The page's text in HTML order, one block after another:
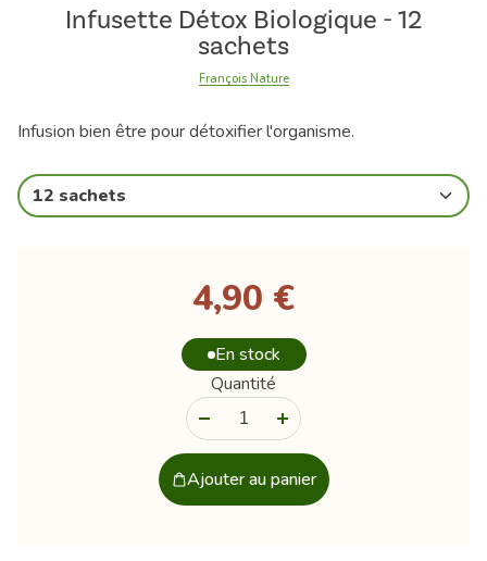
Infusette Détox Biologique - 12
sachets
François Nature
Infusion bien être pour détoxifier l'organisme.
12 sachets
4,90 €
En stock
Quantité
Ajouter au panier